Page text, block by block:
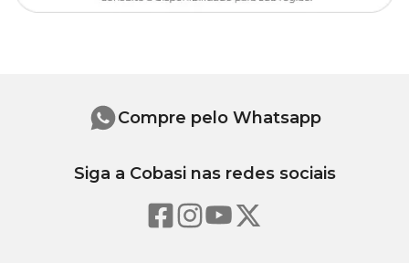
apresentar alguns efeitos colaterais. Em casos raros, o gato pode
Hematêmese;
Diarreia;
Hipersalivação;
Pirexia.
Compre pelo Whatsapp
Siga a Cobasi nas redes sociais